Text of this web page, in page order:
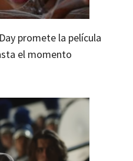
promete la película
el momento